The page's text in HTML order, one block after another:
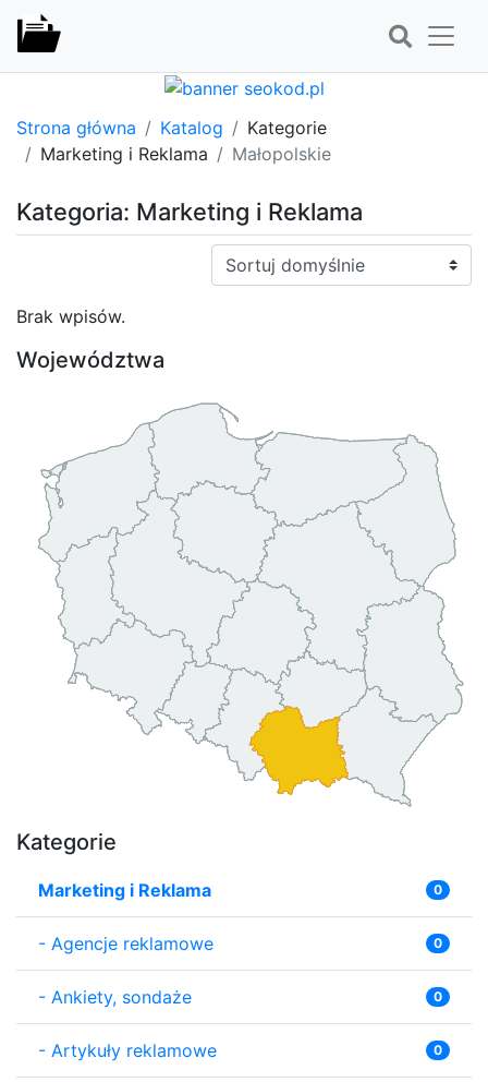
Strona główna Katalog
Kategorie
Marketing i Reklama
Małopolskie
Kategoria: Marketing i Reklama
Sortuj:
Brak wpisów.
Województwa
Kategorie
Marketing i Reklama 0
- Agencje reklamowe 0
- Ankiety, sondaże 0
- Artykuły reklamowe 0